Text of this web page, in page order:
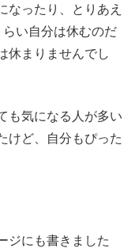
なったり、とりあえ
い自分は休むのだ
休まりませんでし
も気になる人が多い
けど、自分もぴった
ジにも書きました